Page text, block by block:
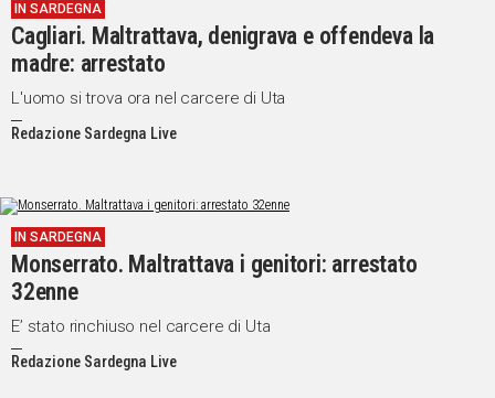
IN
ITALIA
NEL
MONDO
VIDEO
IN SARDEGNA
Cagliari. Maltrattava, denigrava e offendeva la
madre: arrestato
L'uomo si trova ora nel carcere di Uta
Redazione Sardegna Live
IN SARDEGNA
Monserrato. Maltrattava i genitori: arrestato
32enne
E’ stato rinchiuso nel carcere di Uta
Redazione Sardegna Live